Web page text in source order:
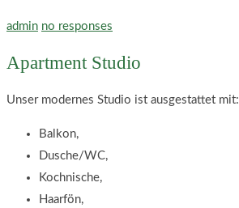
admin no responses
Apartment Studio
Unser modernes Studio ist ausgestattet mit:
Balkon,
Dusche/WC,
Kochnische,
Haarfön,